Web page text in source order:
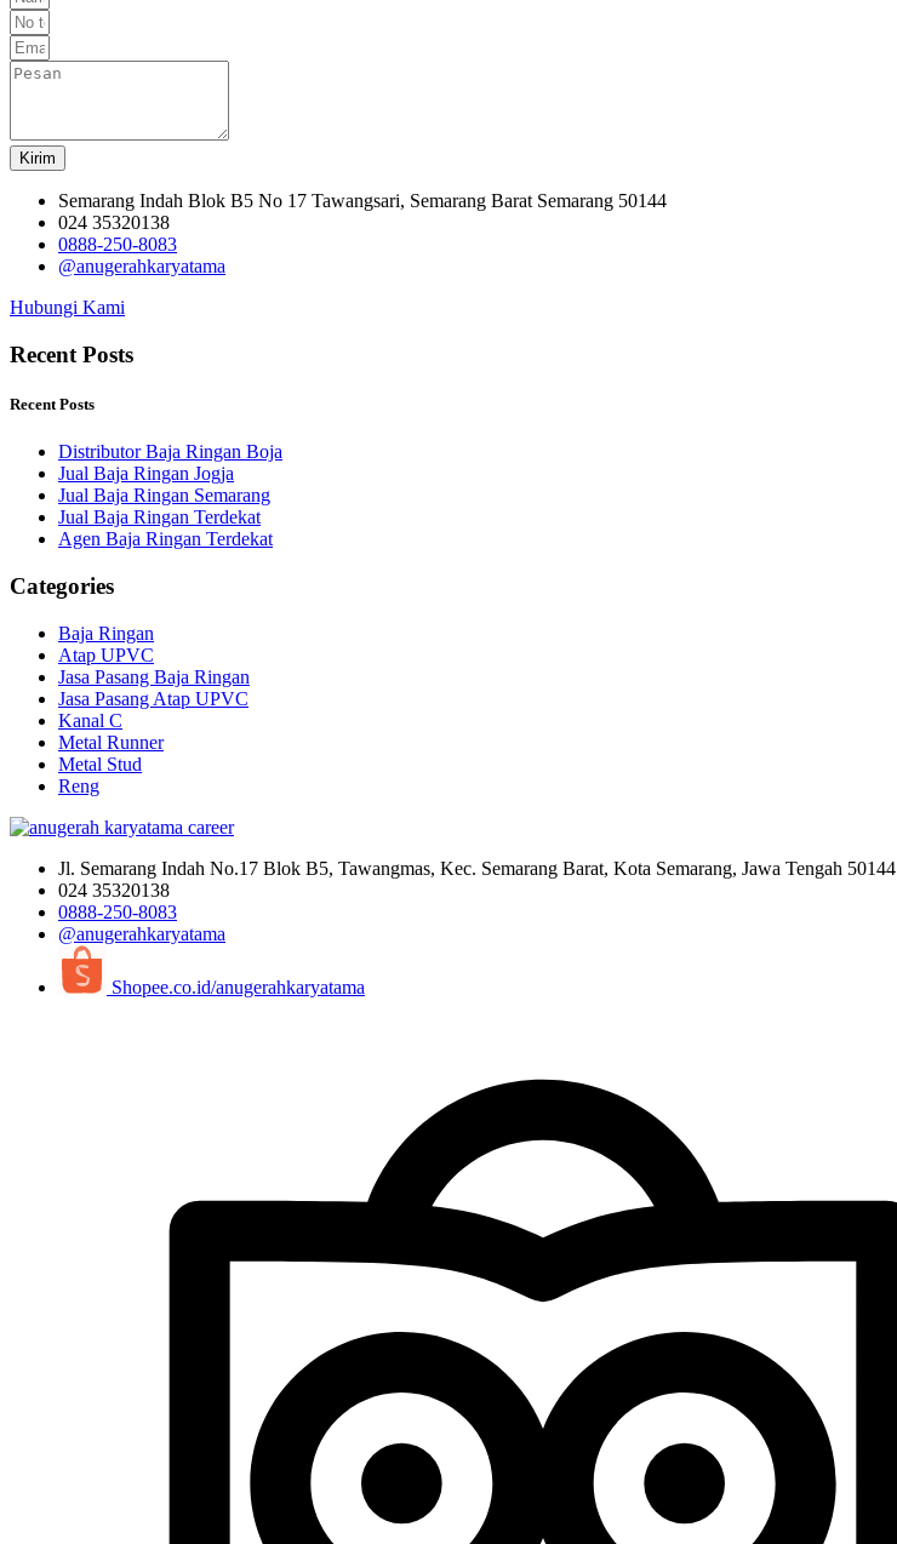
Kirim
Semarang Indah Blok B5 No 17 Tawangsari, Semarang Barat Semarang 50144
024 35320138
0888-250-8083
@anugerahkaryatama
Hubungi Kami
Recent Posts
Recent Posts
Distributor Baja Ringan Boja
Jual Baja Ringan Jogja
Jual Baja Ringan Semarang
Jual Baja Ringan Terdekat
Agen Baja Ringan Terdekat
Categories
Baja Ringan
Atap UPVC
Jasa Pasang Baja Ringan
Jasa Pasang Atap UPVC
Kanal C
Metal Runner
Metal Stud
Reng
Jl. Semarang Indah No.17 Blok B5, Tawangmas, Kec. Semarang Barat, Kota Semarang, Jawa Tengah 50144
024 35320138
0888-250-8083
@anugerahkaryatama
Shopee.co.id/anugerahkaryatama